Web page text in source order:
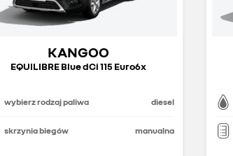
KANGOO
EQUILIBRE Blue dCi 115 Euro6x
wybierz rodzaj paliwa diesel
skrzynia biegów manualna